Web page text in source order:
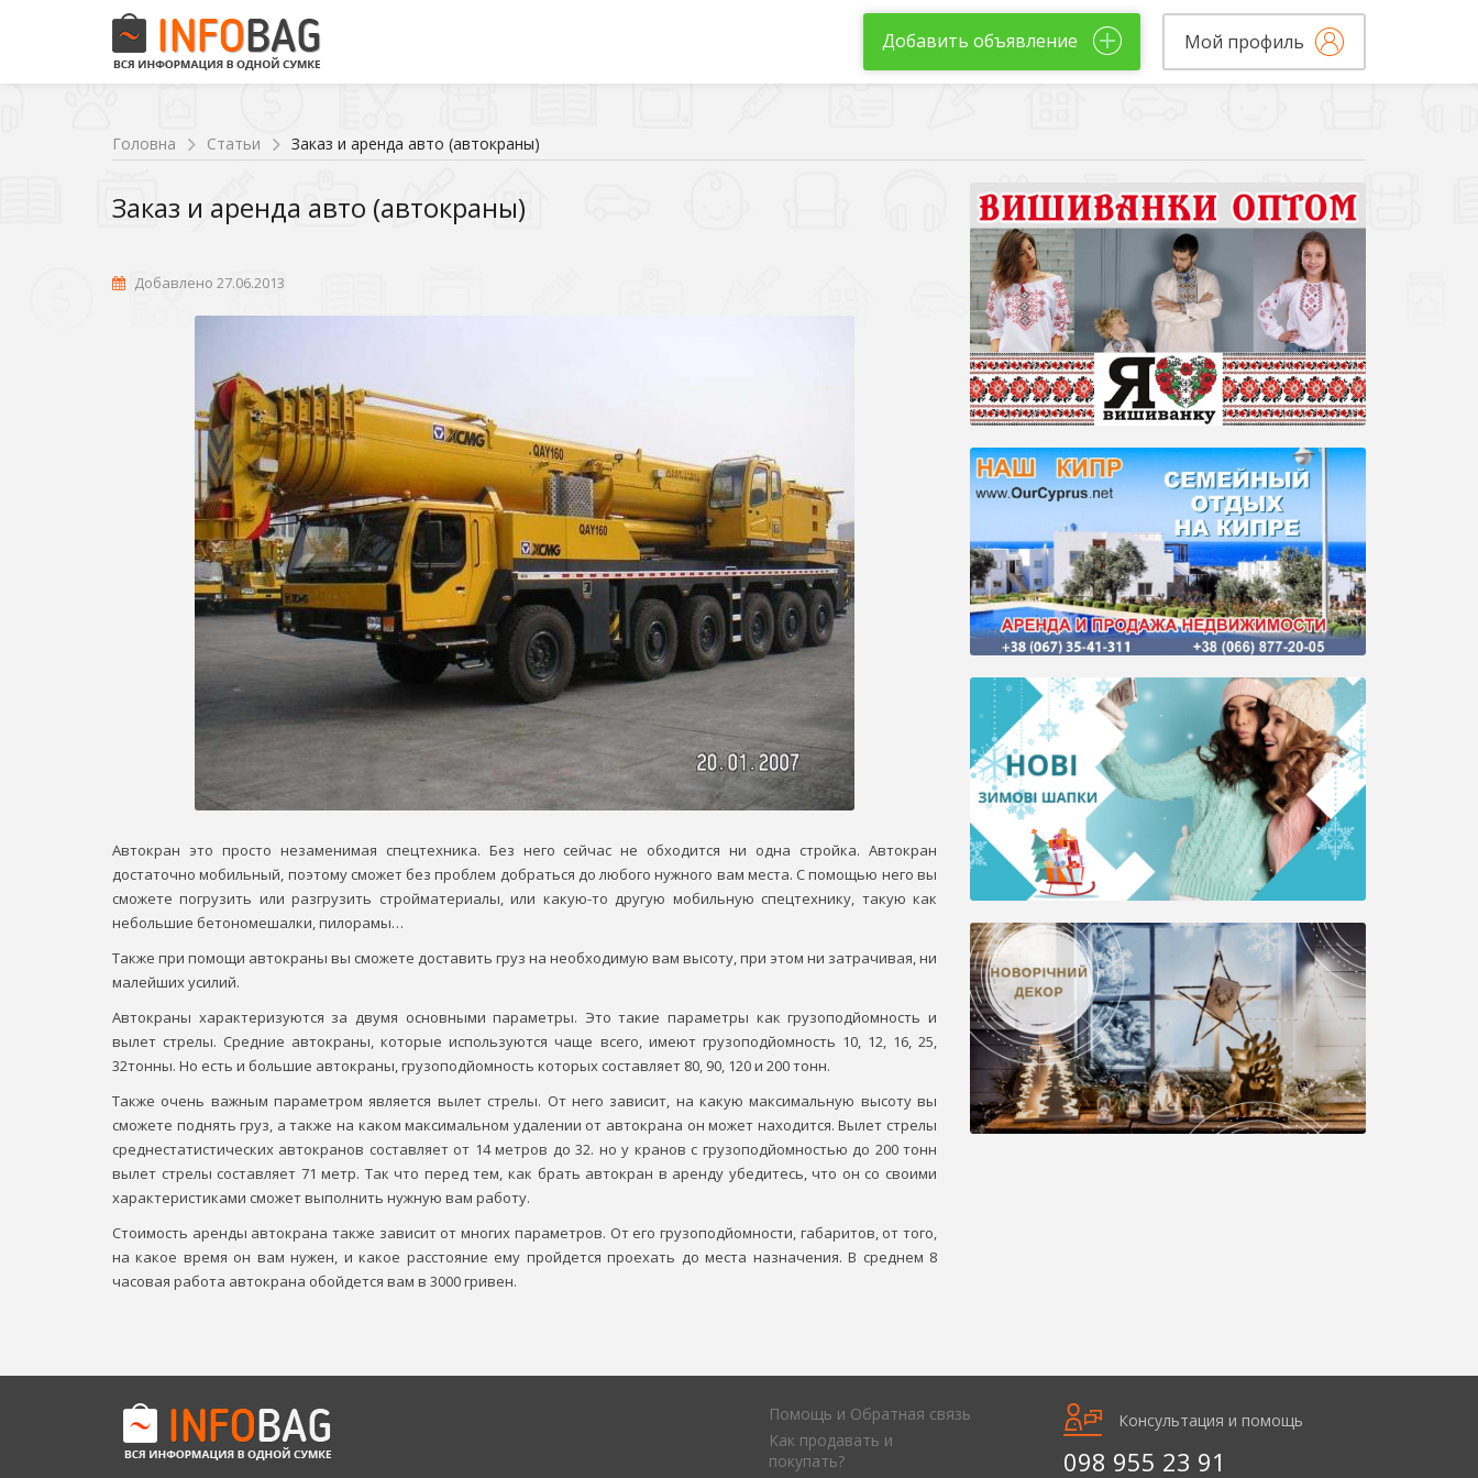
Добавить объявление Мой профиль
Головна Статьи Заказ и аренда авто (автокраны)
Заказ и аренда авто (автокраны)
Добавлено 27.06.2013
Автокран это просто незаменимая спецтехника. Без него сейчас не обходится ни одна стройка. Автокран
достаточно мобильный, поэтому сможет без проблем добраться до любого нужного вам места. С помощью него вы
сможете погрузить или разгрузить стройматериалы, или какую-то другую мобильную спецтехнику, такую как
небольшие бетономешалки, пилорамы…
Также при помощи автокраны вы сможете доставить груз на необходимую вам высоту, при этом ни затрачивая, ни
малейших усилий.
Автокраны характеризуются за двумя основными параметры. Это такие параметры как грузоподйомность и
вылет стрелы. Средние автокраны, которые используются чаще всего, имеют грузоподйомность 10, 12, 16, 25,
32тонны. Но есть и большие автокраны, грузоподйомность которых составляет 80, 90, 120 и 200 тонн.
Также очень важным параметром является вылет стрелы. От него зависит, на какую максимальную высоту вы
сможете поднять груз, а также на каком максимальном удалении от автокрана он может находится. Вылет стрелы
среднестатистических автокранов составляет от 14 метров до 32. но у кранов с грузоподйомностью до 200 тонн
вылет стрелы составляет 71 метр. Так что перед тем, как брать автокран в аренду убедитесь, что он со своими
характеристиками сможет выполнить нужную вам работу.
Стоимость аренды автокрана также зависит от многих параметров. От его грузоподйомности, габаритов, от того,
на какое время он вам нужен, и какое расстояние ему пройдется проехать до места назначения. В среднем 8
часовая работа автокрана обойдется вам в 3000 гривен.
Помощь и Обратная связь
Как продавать и
покупать?
Консультация и помощь
098 955 23 91